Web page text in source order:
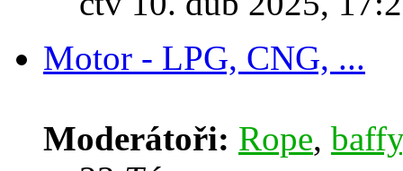
Motor - LPG, CNG, ...
Moderátoři: Rope, baffy